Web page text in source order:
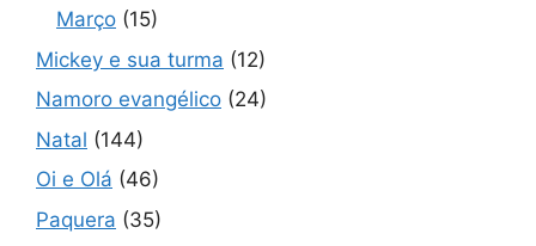
Março (15)
Mickey e sua turma (12)
Namoro evangélico (24)
Natal (144)
Oi e Olá (46)
Paquera (35)